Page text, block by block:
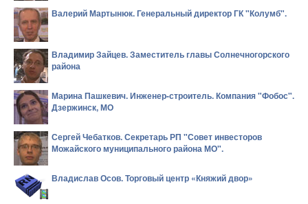
Валерий Мартынюк. Генеральный директор ГК "Колумб".
Владимир Зайцев. Заместитель главы Солнечногорского
района
Марина Пашкевич. Инженер-строитель. Компания "Фобос".
Дзержинск, МО
Сергей Чебатков. Секретарь РП "Совет инвесторов
Можайского муниципального района МО".
Владислав Осов. Торговый центр «Княжий двор»